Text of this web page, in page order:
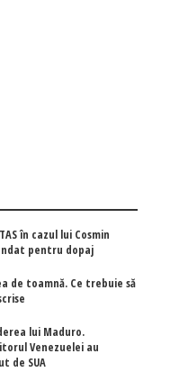
în cazul lui Cosmin
pentru dopaj
de toamnă. Ce trebuie să
lui Maduro.
Venezuelei au
de SUA